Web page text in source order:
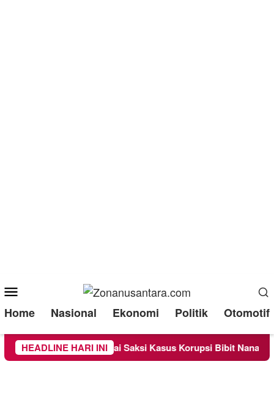
Menu
Home Nasional Ekonomi Politik Otomotif
HEADLINE HARI INI
Sebagai Saksi Kasus Korupsi Bibit Nanas Sulsel Rp